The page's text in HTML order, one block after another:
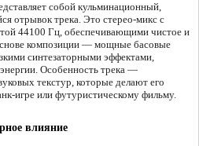
собой кульминационный,
отрывок трека. Это стерео-микс с
44100 Гц, обеспечивающими чистое и
композиции — мощные басовые
синтезаторными эффектами,
Особенность трека —
текстур, которые делают его
игре или футуристическому фильму.
влияние